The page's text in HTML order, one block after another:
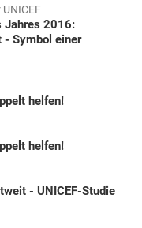
Jahres 2016:
- Symbol einer
helfen!
helfen!
- UNICEF-Studie